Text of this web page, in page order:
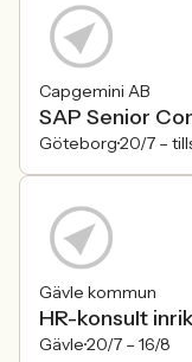
Capgemini AB
SAP Senior
Göteborg20/7 –
Gävle kommun
HR-konsult
Gävle20/7 – 16/8